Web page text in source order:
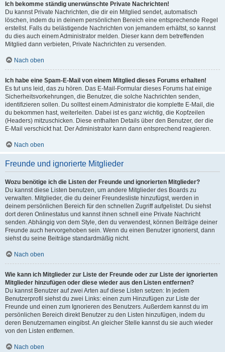
Ich bekomme ständig unerwünschte Private Nachrichten!
Du kannst Private Nachrichten, die dir ein Mitglied sendet, automatisch
löschen, indem du in deinem persönlichen Bereich eine entsprechende Regel
erstellst. Falls du belästigende Nachrichten von jemandem erhältst, so kannst
du dies auch einem Administrator melden. Dieser kann dem betreffenden
Mitglied dann verbieten, Private Nachrichten zu versenden.
Nach oben
Ich habe eine Spam-E-Mail von einem Mitglied dieses Forums erhalten!
Es tut uns leid, das zu hören. Das E-Mail-Formular dieses Forums hat einige
Sicherheitsvorkehrungen, die Benutzer, die solche Nachrichten senden,
identifizieren sollen. Du solltest einem Administrator die komplette E-Mail, die
du bekommen hast, weiterleiten. Dabei ist es ganz wichtig, die Kopfzeilen
(Headers) mitzuschicken. Diese enthalten Details über den Benutzer, der die
E-Mail verschickt hat. Der Administrator kann dann entsprechend reagieren.
Nach oben
Freunde und ignorierte Mitglieder
Wozu benötige ich die Listen der Freunde und ignorierten Mitglieder?
Du kannst diese Listen benutzen, um andere Mitglieder des Boards zu
verwalten. Mitglieder, die du deiner Freundesliste hinzufügst, werden in
deinem persönlichen Bereich für den schnellen Zugriff aufgelistet. Du siehst
dort deren Onlinestatus und kannst ihnen schnell eine Private Nachricht
senden. Abhängig von dem Style, den du verwendest, können Beiträge deiner
Freunde auch hervorgehoben sein. Wenn du einen Benutzer ignorierst, dann
siehst du seine Beiträge standardmäßig nicht.
Nach oben
Wie kann ich Mitglieder zur Liste der Freunde oder zur Liste der ignorierten
Mitglieder hinzufügen oder diese wieder aus den Listen entfernen?
Du kannst Benutzer auf zwei Arten auf diese Listen setzen: In jedem
Benutzerprofil siehst du zwei Links: einen zum Hinzufügen zur Liste der
Freunde und einen zum Ignorieren des Benutzers. Außerdem kannst du im
persönlichen Bereich direkt Benutzer zu den Listen hinzufügen, indem du
deren Benutzernamen eingibst. An gleicher Stelle kannst du sie auch wieder
von den Listen entfernen.
Nach oben